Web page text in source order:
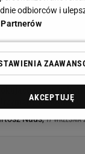
Usyka wbił
Chmielewski,18
na lotnisku
Naus,17
odbiorców i
AKCEPTUJĘ